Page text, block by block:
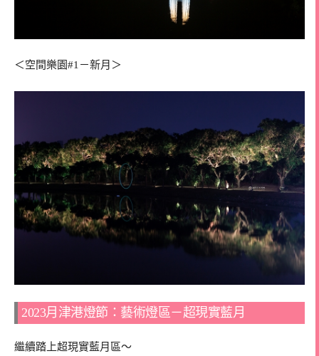
＜空間樂園#1－新月＞
2023月津港燈節：藝術燈區－超現實藍月
繼續踏上超現實藍月區～